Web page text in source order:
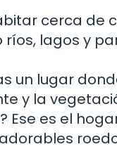
cerca de
ríos, lagos y
un lugar
y la
Ese es el